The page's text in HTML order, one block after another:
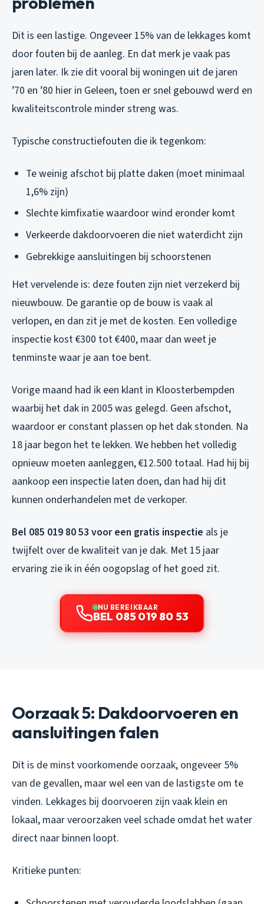
Dit is een lastige. Ongeveer 15% van de lekkages komt
door fouten bij de aanleg. En dat merk je vaak pas
jaren later. Ik zie dit vooral bij woningen uit de jaren
’70 en ’80 hier in Geleen, toen er snel gebouwd werd en
kwaliteitscontrole minder streng was.
Typische constructiefouten die ik tegenkom:
Te weinig afschot bij platte daken (moet minimaal
1,6% zijn)
Slechte kimfixatie waardoor wind eronder komt
Verkeerde dakdoorvoeren die niet waterdicht zijn
Gebrekkige aansluitingen bij schoorstenen
Het vervelende is: deze fouten zijn niet verzekerd bij
nieuwbouw. De garantie op de bouw is vaak al
verlopen, en dan zit je met de kosten. Een volledige
inspectie kost €300 tot €400, maar dan weet je
tenminste waar je aan toe bent.
Vorige maand had ik een klant in Kloosterbempden
waarbij het dak in 2005 was gelegd. Geen afschot,
waardoor er constant plassen op het dak stonden. Na
18 jaar begon het te lekken. We hebben het volledig
opnieuw moeten aanleggen, €12.500 totaal. Had hij bij
aankoop een inspectie laten doen, dan had hij dit
kunnen onderhandelen met de verkoper.
Bel 085 019 80 53 voor een gratis inspectie als je
twijfelt over de kwaliteit van je dak. Met 15 jaar
ervaring zie ik in één oogopslag of het goed zit.
NU BEREIKBAAR
BEL 085 019 80 53
Oorzaak 5: Dakdoorvoeren en
aansluitingen falen
Dit is de minst voorkomende oorzaak, ongeveer 5%
van de gevallen, maar wel een van de lastigste om te
vinden. Lekkages bij doorvoeren zijn vaak klein en
lokaal, maar veroorzaken veel schade omdat het water
direct naar binnen loopt.
Kritieke punten: